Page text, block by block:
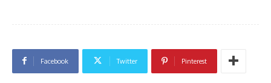
Facebook Twitter Pinterest